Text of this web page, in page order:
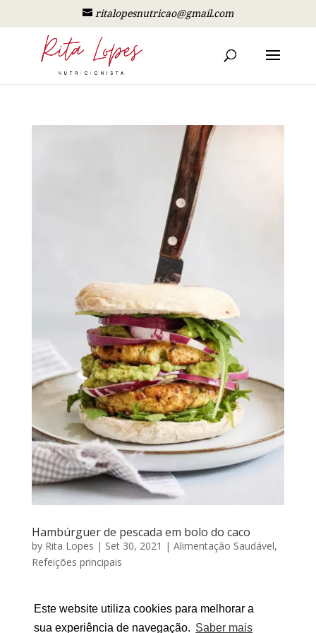
Este website utiliza cookies para melhorar a
sua experiência de navegação. Saber mais
ritalopesnutricao@gmail.com
Hambúrguer de pescada em bolo do caco
by Rita Lopes | Set 30, 2021 | Alimentação Saudável,
Refeições principais
RITA LOPES | Setembro 30, 2021 As crianças aí de
casa não gostam de comer peixe ou estão cansados